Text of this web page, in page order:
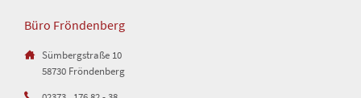
Büro Fröndenberg
Sümbergstraße 10
58730 Fröndenberg